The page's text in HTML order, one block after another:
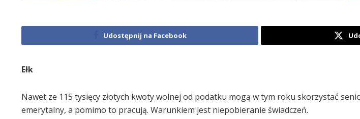
Udostępnij na Facebook
Ełk
Nawet ze 115 tysięcy złotych kwoty wolnej od podatku mogą w tym roku skorzystać
emerytalny, a pomimo to pracują. Warunkiem jest niepobieranie świadczeń.